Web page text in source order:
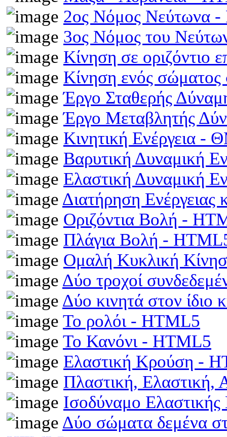
2ος Νόμος Νεύτωνα
3ος Νόμος του
Κίνηση σε οριζόντιο
Κίνηση ενός
Έργο Σταθερής
Έργο Μεταβλητής
Κινητική Ενέργεια
Βαρυτική Δυναμική
Ελαστική Δυναμική
Διατήρηση
Οριζόντια Βολή -
Πλάγια Βολή -
Ομαλή Κυκλική
Δύο τροχοί
Δύο κινητά στον
Το ρολόι - HTML5
Το Κανόνι - HTML5
Ελαστική Κρούση -
Πλαστική,
Ισοδύναμο
Δύο σώματα δεμένα